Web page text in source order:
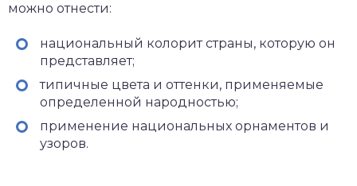
можно отнести:
национальный колорит страны, которую он
представляет;
типичные цвета и оттенки, применяемые
определенной народностью;
применение национальных орнаментов и
узоров.